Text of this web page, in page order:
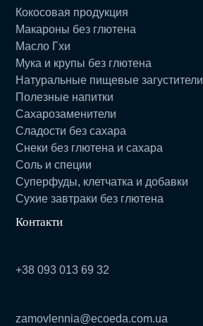
Кокосовая продукция
Макароны без глютена
Масло Гхи
Мука и крупы без глютена
Натуральные пищевые загустители
Полезные напитки
Сахарозаменители
Сладости без сахара
Снеки без глютена и сахара
Соль и специи
Суперфуды, клетчатка и добавки
Сухие завтраки без глютена
Контакти
+38 093 013 69 32
zamovlennia@ecoeda.com.ua